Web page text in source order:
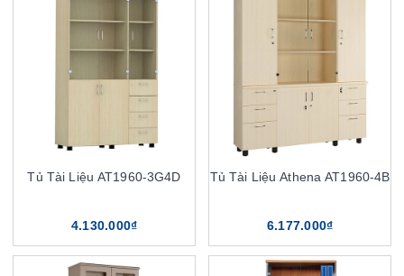
Tủ Tài Liệu AT1960-3G4D
4.130.000₫
Tủ Tài Liệu Athena AT1960-4B
6.177.000₫